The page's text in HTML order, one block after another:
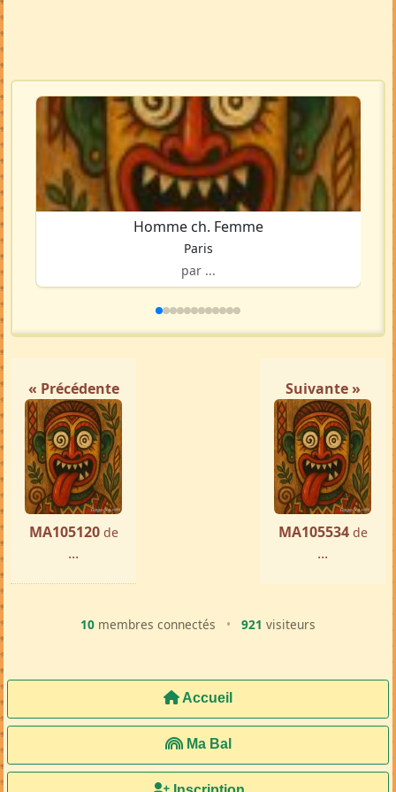
Homme ch. Femme
Paris
par ...
« Précédente
MA105120 de
...
Suivante »
MA105534 de
...
10 membres connectés • 921 visiteurs
Accueil
Ma Bal